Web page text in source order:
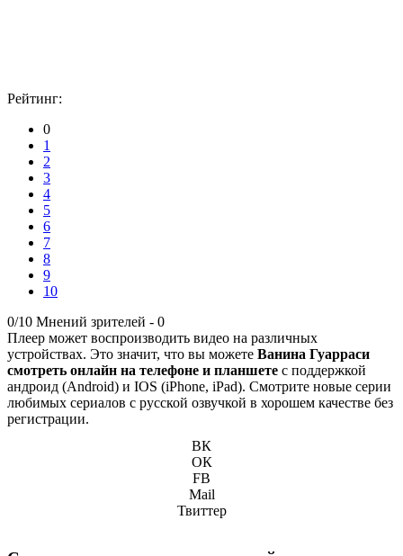
Рейтинг:
0
1
2
3
4
5
6
7
8
9
10
0/10 Мнений зрителей - 0
Плеер может воспроизводить видео на различных
устройствах. Это значит, что вы можете Ванина Гуарраси
смотреть онлайн на телефоне и планшете с поддержкой
андроид (Android) и IOS (iPhone, iPad). Смотрите новые серии
любимых сериалов с русской озвучкой в хорошем качестве без
регистрации.
ВК
ОК
FB
Mail
Твиттер